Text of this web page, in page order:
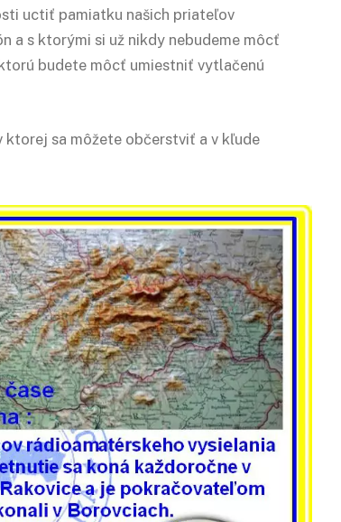
uctiť pamiatku našich priateľov
a s ktorými si už nikdy nebudeme môcť
budete môcť umiestniť vytlačenú
ktorej sa môžete občerstviť a v kľude